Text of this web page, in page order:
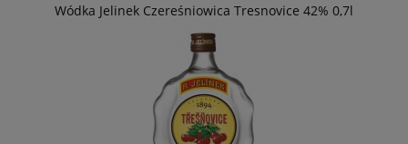
Wódka Jelinek Czereśniowica Tresnovice 42% 0,7l